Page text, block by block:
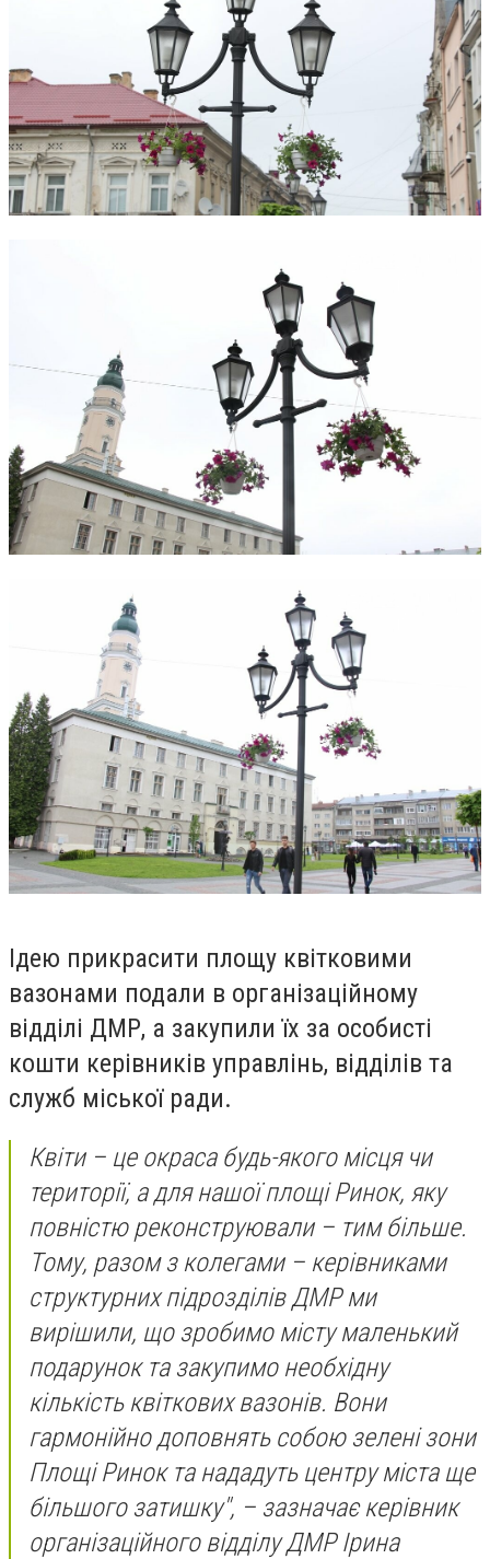
Ідею прикрасити площу квітковими
вазонами подали в організаційному
відділі ДМР, а закупили їх за особисті
кошти керівників управлінь, відділів та
служб міської ради.
Квіти – це окраса будь-якого місця чи
території, а для нашої площі Ринок, яку
повністю реконструювали – тим більше.
Тому, разом з колегами – керівниками
структурних підрозділів ДМР ми
вирішили, що зробимо місту маленький
подарунок та закупимо необхідну
кількість квіткових вазонів. Вони
гармонійно доповнять собою зелені зони
Площі Ринок та нададуть центру міста ще
більшого затишку", – зазначає керівник
організаційного відділу ДМР Ірина